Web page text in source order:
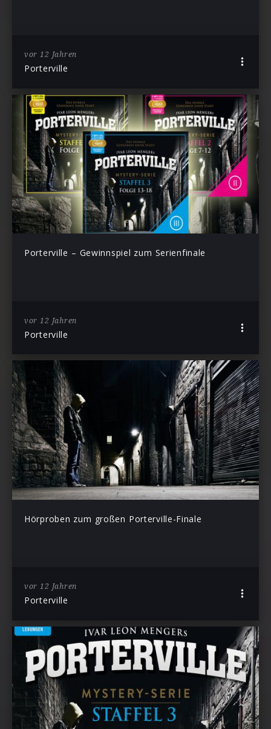
vor 12 Jahren
Porterville
Porterville – Gewinnspiel zum Serienfinale
vor 12 Jahren
Porterville
Hörproben zum großen Porterville-Finale
vor 12 Jahren
Porterville